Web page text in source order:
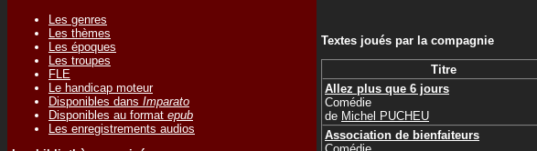
Les genres
Les thèmes
Les époques
Les troupes
FLE
Le handicap moteur
Disponibles dans Imparato
Disponibles au format epub
Les enregistrements audios
Textes joués par la compagnie
Titre
Allez plus que 6 jours
Comédie
de Michel PUCHEU
Association de bienfaiteurs